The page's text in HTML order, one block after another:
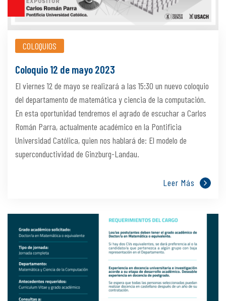
COLOQUIOS
Coloquio 12 de mayo 2023
El viernes 12 de mayo se realizará a las 15:30 un nuevo coloquio
del departamento de matemática y ciencia de la computación.
En esta oportunidad tendremos el agrado de escuchar a Carlos
Román Parra, actualmente académico en la Pontificia
Universidad Católica, quien nos hablará de: El modelo de
superconductividad de Ginzburg-Landau.
Leer Más